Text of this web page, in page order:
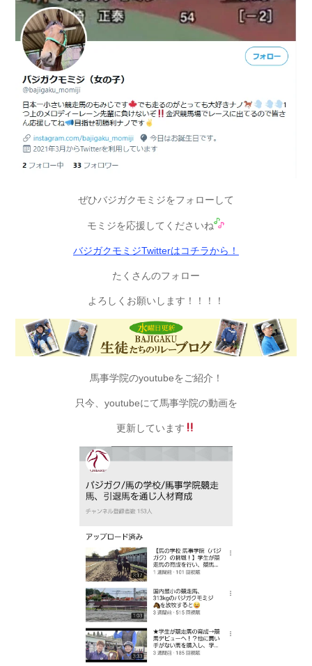
ぜひバジガクモミジをフォローして
モミジを応援してくださいね
バジガクモミジTwitterはコチラから！
たくさんのフォロー
よろしくお願いします！！！！
馬事学院のyoutubeをご紹介！
只今、youtubeにて馬事学院の動画を
更新しています